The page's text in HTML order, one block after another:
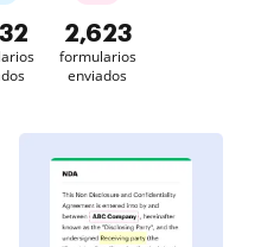
2,623
formularios
enviados